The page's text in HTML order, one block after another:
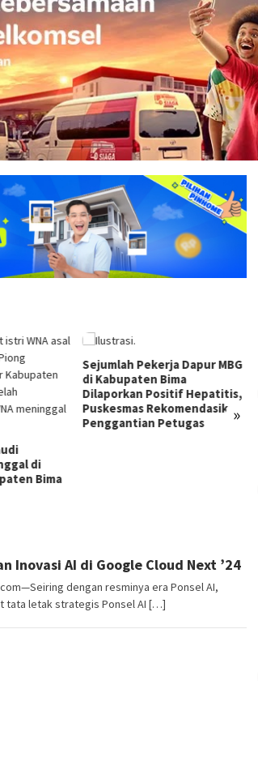
»
MBG
Hepatitis,
Jelang HUT Ke-81 RI, Tokoh
Pemuda NTB Ajak Seluruh
Elemen Bangsa Perkuat
Persatuan
Inovasi AI di Google Cloud Next ’24
dengan resminya era Ponsel AI,
tata letak strategis Ponsel AI […]